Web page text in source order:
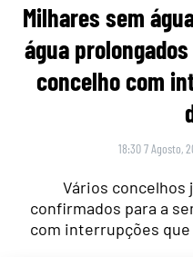
Milhares sem
água
concelho com
18:30 7 Agosto,
Vários concelhos
confirmados para a
com interrupções